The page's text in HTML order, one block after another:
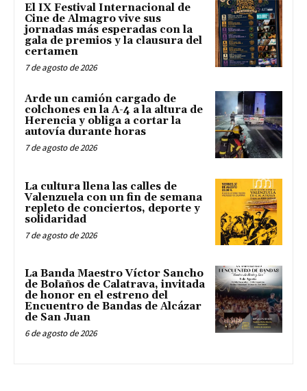
El IX Festival Internacional de
Cine de Almagro vive sus
jornadas más esperadas con la
gala de premios y la clausura del
certamen
7 de agosto de 2026
Arde un camión cargado de
colchones en la A-4 a la altura de
Herencia y obliga a cortar la
autovía durante horas
7 de agosto de 2026
La cultura llena las calles de
Valenzuela con un fin de semana
repleto de conciertos, deporte y
solidaridad
7 de agosto de 2026
La Banda Maestro Víctor Sancho
de Bolaños de Calatrava, invitada
de honor en el estreno del
Encuentro de Bandas de Alcázar
de San Juan
6 de agosto de 2026